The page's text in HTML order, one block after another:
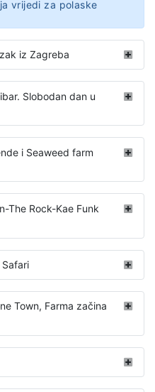
vrijedi za polaske
iz Zagreba
Slobodan dan u
i Seaweed farm
The Rock-Kae Funk
Town, Farma začina